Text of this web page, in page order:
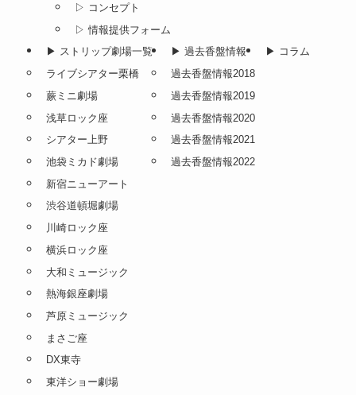
▷ コンセプト
▷ 情報提供フォーム
▶︎ ストリップ劇場一覧
ライブシアター栗橋
蕨ミニ劇場
浅草ロック座
シアター上野
池袋ミカド劇場
新宿ニューアート
渋谷道頓堀劇場
川崎ロック座
横浜ロック座
大和ミュージック
熱海銀座劇場
芦原ミュージック
まさご座
DX東寺
東洋ショー劇場
▶︎ 過去香盤情報
過去香盤情報2018
過去香盤情報2019
過去香盤情報2020
過去香盤情報2021
過去香盤情報2022
▶︎ コラム